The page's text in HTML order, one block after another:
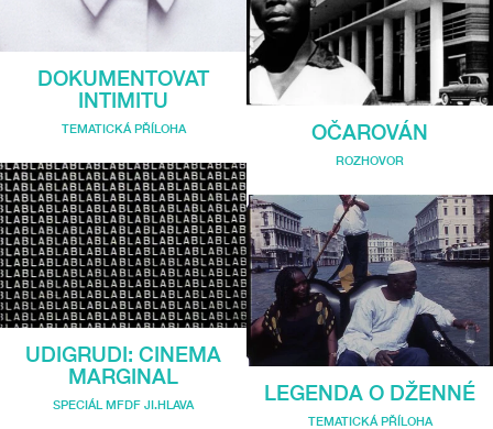
DOKUMENTOVAT
INTIMITU
TEMATICKÁ PŘÍLOHA
UDIGRUDI: CINEMA
MARGINAL
SPECIÁL MFDF JI.HLAVA
OČAROVÁN
ROZHOVOR
LEGENDA O DŽENNÉ
TEMATICKÁ PŘÍLOHA